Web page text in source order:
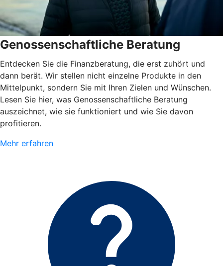
Genossenschaftliche Beratung
Entdecken Sie die Finanzberatung, die erst zuhört und
dann berät. Wir stellen nicht einzelne Produkte in den
Mittelpunkt, sondern Sie mit Ihren Zielen und Wünschen.
Lesen Sie hier, was Genossenschaftliche Beratung
auszeichnet, wie sie funktioniert und wie Sie davon
profitieren.
Mehr erfahren